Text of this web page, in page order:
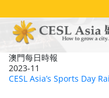
至
澳門每日時報
2023-11
CESL Asia’s Sports Day